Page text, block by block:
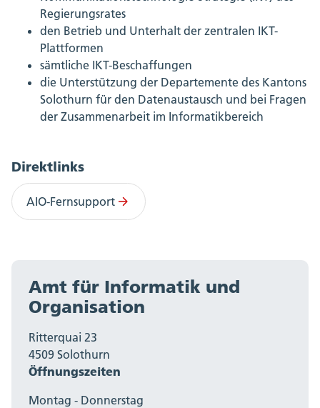
Regierungsrates
den Betrieb und Unterhalt der zentralen IKT-
Plattformen
sämtliche IKT-Beschaffungen
die Unterstützung der Departemente des Kantons
Solothurn für den Datenaustausch und bei Fragen
der Zusammenarbeit im Informatikbereich
Direktlinks
AIO-Fernsupport
Amt für Informatik und
Organisation
Ritterquai 23
4509 Solothurn
Öffnungszeiten
Montag - Donnerstag